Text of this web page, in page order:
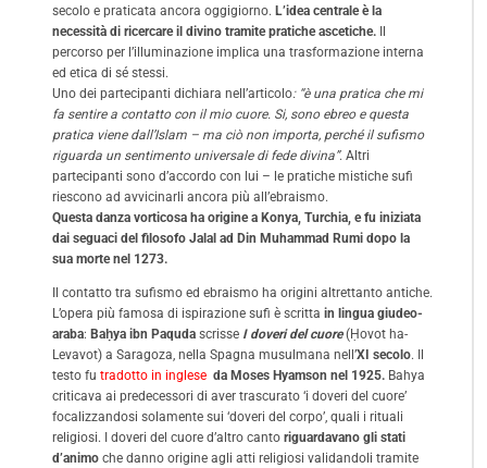
secolo e praticata ancora oggigiorno. L’idea centrale è la
necessità di ricercare il divino tramite pratiche ascetiche.
percorso per l’illuminazione implica una trasformazione interna
ed etica di sé stessi.
Uno dei partecipanti dichiara nell’articolo: “è una pratica che mi
fa sentire a contatto con il mio cuore. Si, sono ebreo e questa
pratica viene dall’Islam – ma ciò non importa, perché il sufismo
riguarda un sentimento universale di fede divina”. Altri
partecipanti sono d’accordo con lui – le pratiche mistiche sufi
riescono ad avvicinarli ancora più all’ebraismo.
Questa danza vorticosa ha origine a Konya, Turchia, e fu iniziata
dai seguaci del filosofo Jalal ad Din Muhammad Rumi dopo la
sua morte nel 1273.
Il contatto tra sufismo ed ebraismo ha origini altrettanto antiche.
L’opera più famosa di ispirazione sufi è scritta in lingua giudeo-
araba: Baḥya ibn Paquda scrisse I doveri del cuore(Ḥovot ha-
Levavot) a Saragoza, nella Spagna musulmana nell’XI secolo. Il
testo fu tradotto in inglese da Moses Hyamson nel 1925. Bahya
criticava ai predecessori di aver trascurato ‘i doveri del cuore’
focalizzandosi solamente sui ‘doveri del corpo’, quali i rituali
religiosi. I doveri del cuore d’altro canto riguardavano gli stati
d’animo che danno origine agli atti religiosi validandoli tramite